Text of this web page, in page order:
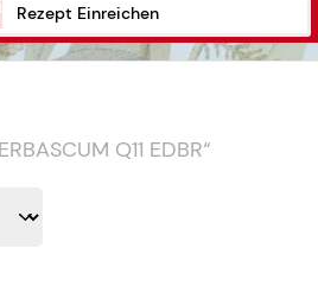
Rezept Einreichen
Q11 EDBR“